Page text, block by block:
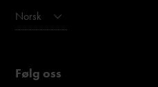
Norsk
Følg oss